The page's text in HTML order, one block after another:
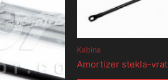
Kabina
Amortizer stekla-vrat